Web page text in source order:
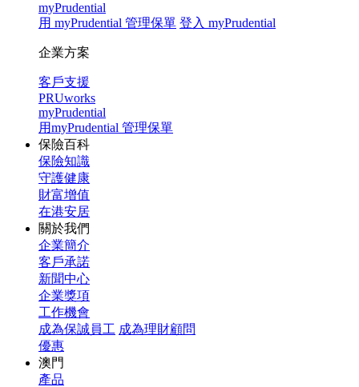
myPrudential
用 myPrudential 管理保單 登入 myPrudential
企業方案
客戶支援
PRUworks
myPrudential
用myPrudential 管理保單
保險百科
保險知識
守護健康
財富增值
在港安居
關於我們
企業簡介
客戶承諾
新聞中心
企業獎項
工作機會
成為保誠員工 成為理財顧問
優惠
澳門
產品